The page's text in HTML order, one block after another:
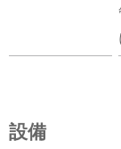
設備